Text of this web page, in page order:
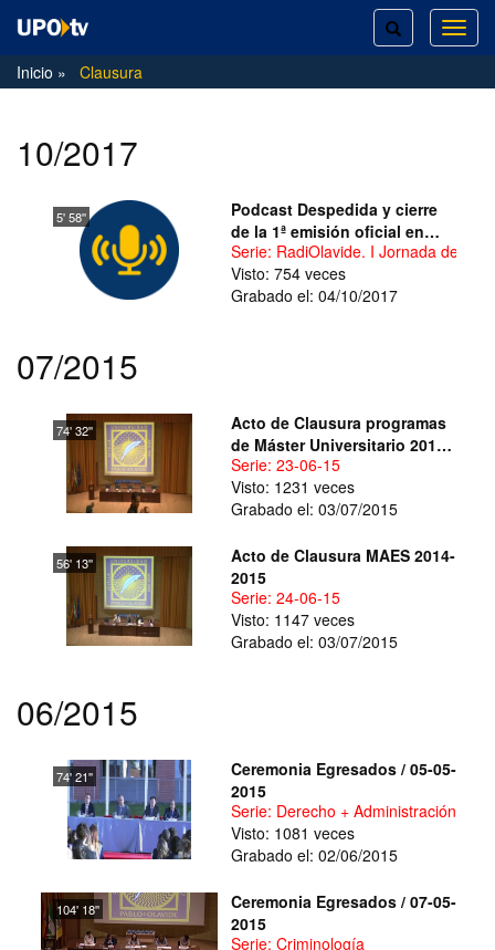
TOGGLE
SEARCH
Inicio
Clausura
10/2017
5' 58''
Podcast Despedida y cierre
de la 1ª emisión oficial en
directo desde exteriores
RadiOlavide
Serie: RadiOlavide. I Jornada de
Visto: 754 veces
Grabado el: 04/10/2017
07/2015
74' 32''
Acto de Clausura programas
de Máster Universitario 2014-
2015
Serie: 23-06-15
Visto: 1231 veces
Grabado el: 03/07/2015
56' 13''
Acto de Clausura MAES 2014-
2015
Serie: 24-06-15
Visto: 1147 veces
Grabado el: 03/07/2015
06/2015
74' 21''
Ceremonia Egresados / 05-05-
2015
Serie: Derecho + Administración y
Visto: 1081 veces
Grabado el: 02/06/2015
104' 18''
Ceremonia Egresados / 07-05-
2015
Serie: Criminología